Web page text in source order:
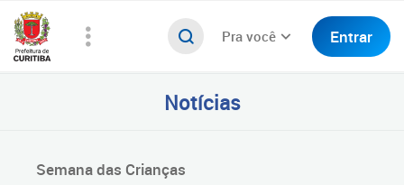
Pra você Entrar
Notícias
Semana das Crianças